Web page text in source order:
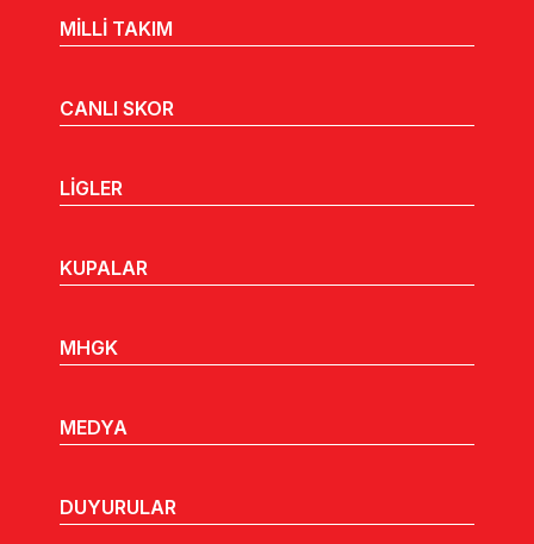
MİLLİ TAKIM
CANLI SKOR
LİGLER
KUPALAR
MHGK
MEDYA
DUYURULAR